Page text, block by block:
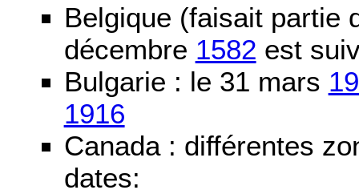
Belgique (faisait partie
décembre 1582 est
Bulgarie : le 31 mars
1916
Canada : différentes
dates: